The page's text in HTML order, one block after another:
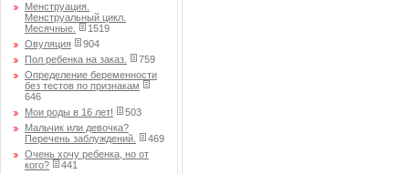
Менструация.
Менструальный цикл.
Месячные.
1519
Овуляция
904
Пол ребенка на заказ.
759
Определение беременности
без тестов по признакам
646
Мои роды в 16 лет!
503
Мальчик или девочка?
Перечень заблуждений.
469
Очень хочу ребенка, но от
кого?
441